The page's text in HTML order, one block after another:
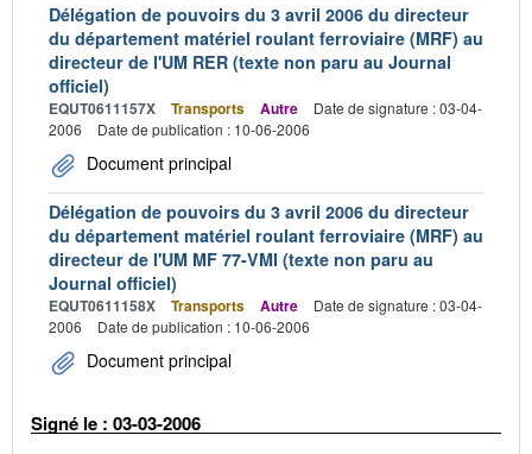
Délégation de pouvoirs du 3 avril 2006 du directeur
du département matériel roulant ferroviaire (MRF) au
directeur de l'UM RER (texte non paru au Journal
officiel)
EQUT0611157X Transports Autre
Date de signature : 03-04-
2006
Date de publication : 10-06-2006
Document principal
Délégation de pouvoirs du 3 avril 2006 du directeur
du département matériel roulant ferroviaire (MRF) au
directeur de l'UM MF 77-VMI (texte non paru au
Journal officiel)
EQUT0611158X Transports Autre
Date de signature : 03-04-
2006
Date de publication : 10-06-2006
Document principal
Signé le : 03-03-2006